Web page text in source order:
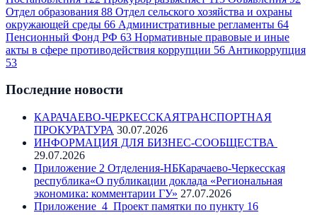
Отдел образования 88 Отдел сельского хозяйства и охраны
окружающей среды 66 Административные регламенты 64
Пенсионный Фонд РФ 63 Нормативные правовые и иные
акты в сфере противодействия коррупции 56 Антикоррупция
53
Последние новости
КАРАЧАЕВО-ЧЕРКЕССКАЯТРАНСПОРТНАЯ
ПРОКУРАТУРА 30.07.2026
ИНФОРМАЦИЯ ДЛЯ БИЗНЕС-СООБЩЕСТВА
29.07.2026
Приложение 2 Отделения-НБКарачаево-Черкесская
республика«О публикации доклада «Региональная
экономика: комментарии ГУ» 27.07.2026
Приложение_4_Проект памятки по пункту 16